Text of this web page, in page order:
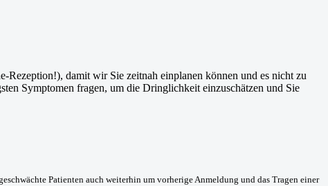
Rezeption!), damit wir Sie zeitnah einplanen können und es nicht zu
Symptomen fragen, um die Dringlichkeit einzuschätzen und Sie
Patienten auch weiterhin um vorherige Anmeldung und das Tragen einer